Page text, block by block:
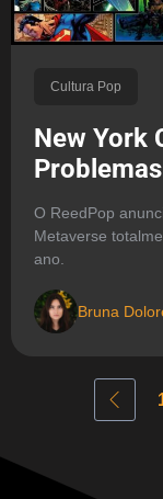
Cultura Pop
New York
O ReedPop
Metaverse
ano.
Bruna